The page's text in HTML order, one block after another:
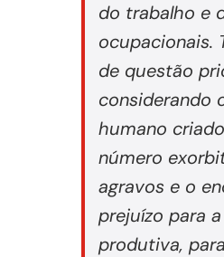
do trabalho e
ocupacionais.
de questão
considerando
humano
número
agravos e o
prejuízo para
produtiva,